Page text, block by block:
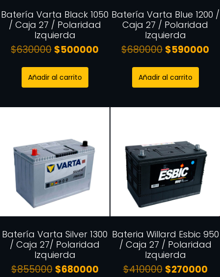
Batería Varta Black 1050
/ Caja 27 / Polaridad
Izquierda
$630000 $500000
Añadir al carrito
Batería Varta Blue 1200 /
Caja 27 / Polaridad
Izquierda
$680000 $590000
Añadir al carrito
Batería Varta Silver 1300
/ Caja 27/ Polaridad
Izquierda
$855000 $680000
Bateria Willard Esbic 950
/ Caja 27 / Polaridad
Izquierda
$410000 $270000